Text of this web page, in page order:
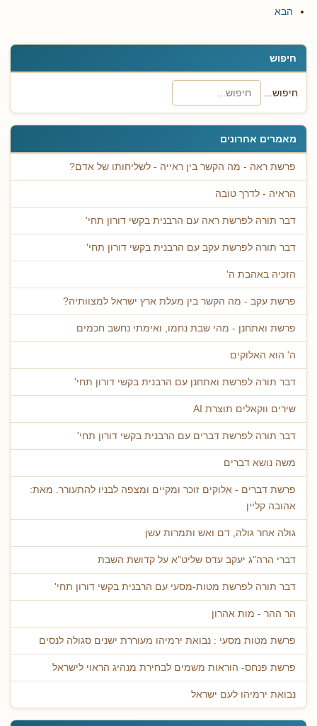
חיפוש
חיפוש...
מאמרים אחרונים
פרשת ראה - מה הקשר בין ראייה - לשליחותו של אדם?
הראיה - לדרך טובה
דבר תורה לפרשת ראה עם הרבנית בקשי דורון תחי'
דבר תורה לפרשת עקב עם הרבנית בקשי דורון תחי'
הזכיה באהבת ה'
פרשת עקב - מה הקשר בין מעלת ארץ ישראל למצוותיה?
פרשת ואתחנן - מהי שבת נחמו, ואימתי נחשב חכמים
ה' הוא האלוקים
דבר תורה לפרשת ואתחנן עם הרבנית בקשי דורון תחי'
שירים ווקאלים תוצרת AI
דבר תורה לפרשת דברים עם הרבנית בקשי דורון תחי'
משה נושא דברים
פרשת דברים - אלוקים זוכר ומקיים ומצפה לבניו להתעורר. מאת:
אהובה קליין
גולה אחר גולה, דם ואש ותמרות עשן
דברי הרה"ג יעקב עדס שליט"א על קדושת השבת
דבר תורה לפרשת מטות-מסעי עם הרבנית בקשי דורון תחי'
הר ההר - מות אהרון
פרשת מטות מסעי : נבואת ירמיהו מעוררת ישנים סגולה לנסים
פרשת פנחס- הוראות משמים לבחירת מנהיג הראוי לישראל
נבואת ירמיהו לעם ישראל
הבא